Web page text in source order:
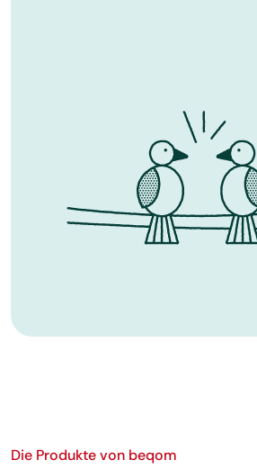
Die Produkte von beqom